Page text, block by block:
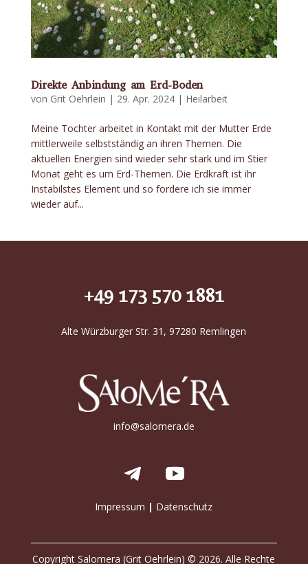
Direkte Anbindung am Erd-Boden
von Grit Oehrlein | 29. Apr. 2024| Heilarbeit
Meine Tochter arbeitet in Kontakt mit der Mutter Erde
mittlerweile selbstständig an ihren Themen. Die
aktuellen Energien sind wieder sehr stark und im Stier
Monat geht es um Erd-Themen. Die Erdkraft ist ihr
Instabilstes Element und so fordere ich sie immer
wieder auf...
+49 173 570 1881
Alte Würzburger Str. 31, 97280 Remlingen
info@salomera.de
Impressum | Datenschutz
Copyright Salomera (Grit Oehrlein) © 2026. Alle Rechte